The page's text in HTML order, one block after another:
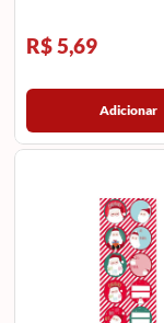
R$ 5,69
Adicionar